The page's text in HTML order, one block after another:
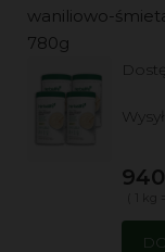
waniliowo-
780g